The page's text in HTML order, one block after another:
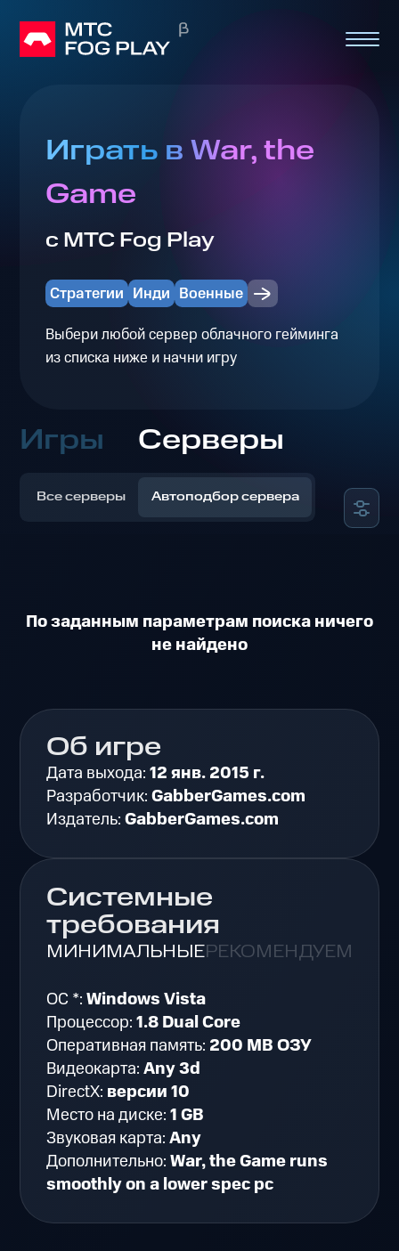
Играть в War, the
Game
с МТС Fog Play
Стратегии Инди Военные
Выбери любой сервер облачного гейминга
из списка ниже и начни игру
Игры Серверы
Все серверы Автоподбор сервера
По заданным параметрам поиска ничего
не найдено
Об игре
Дата выхода:12 янв. 2015 г.
Разработчик:GabberGames.com
Издатель:GabberGames.com
Системные
требования
МИНИМАЛЬНЫЕРЕКОМЕНДУЕМЫЕ
ОС *:Windows Vista
Процессор:1.8 Dual Core
Оперативная память: 200 MB ОЗУ
Видеокарта:Any 3d
DirectX: версии 10
Место на диске:1 GB
Звуковая карта:Any
Дополнительно:War, the Game runs
smoothly on a lower spec pc